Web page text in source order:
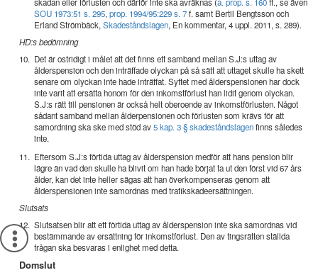
SOU 1973:51 s. 295, prop. 1994/95:229 s. 7f. samt Bertil Bengtsson och
Erland Strömbäck, Skadeståndslagen, En kommentar, 4 uppl. 2011, s. 289).
HD:s bedömning
10. Det är ostridigt i målet att det finns ett samband mellan S.J:s uttag av
ålderspension och den inträffade olyckan på så sätt att uttaget skulle ha skett
senare om olyckan inte hade inträffat. Syftet med ålderspensionen har dock
inte varit att ersätta honom för den inkomstförlust han lidit genom olyckan.
S.J:s rätt till pensionen är också helt oberoende av inkomstförlusten. Något
sådant samband mellan ålderpensionen och förlusten som krävs för att
samordning ska ske med stöd av5 kap. 3 § skadeståndslagenfinns således
inte.
11. Eftersom S.J:s förtida uttag av ålderspension medför att hans pension blir
lägre än vad den skulle ha blivit om han hade börjat ta ut den först vid 67 års
ålder, kan det inte heller sägas att han överkompenseras genom att
ålderspensionen inte samordnas med trafikskadeersättningen.
Slutsats
12. Slutsatsen blir att ett förtida uttag av ålderspension inte ska samordnas vid
bestämmande av ersättning för inkomstförlust. Den av tingsrätten ställda
frågan ska besvaras i enlighet med detta.
Domslut